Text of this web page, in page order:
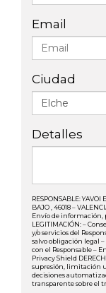
Email
Ciudad
Detalles
RESPONSABLE: YAVOI
BAJO , 46018 –
Envío de información,
LEGITIMACIÓN: –
y/o servicios del
salvo obligación legal
con el Responsable –
Privacy Shield
supresión, limitación
decisiones
transparente sobre el